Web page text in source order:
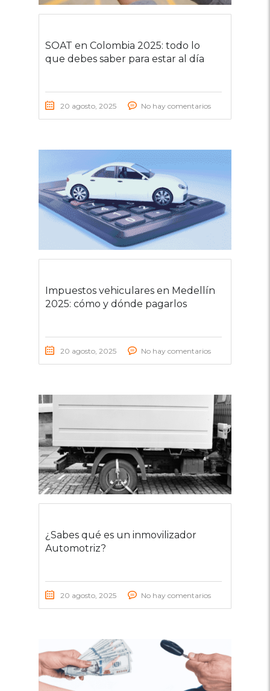
SOAT en Colombia 2025: todo lo
que debes saber para estar al día
20 agosto, 2025 No hay comentarios
Impuestos vehiculares en Medellín
2025: cómo y dónde pagarlos
20 agosto, 2025 No hay comentarios
¿Sabes qué es un inmovilizador
Automotriz?
20 agosto, 2025 No hay comentarios